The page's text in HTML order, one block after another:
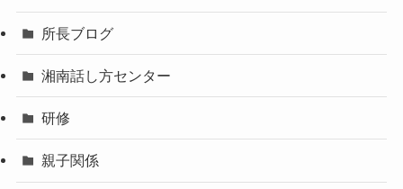
所長ブログ
湘南話し方センター
研修
親子関係